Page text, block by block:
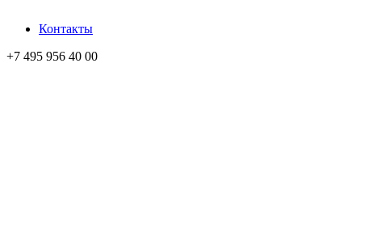
Контакты
+7 495 956 40 00